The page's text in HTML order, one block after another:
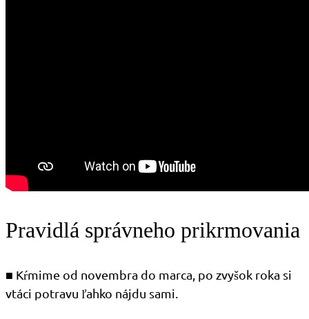
Pravidlá správneho prikrmovania
■ Kŕmime od novembra do marca, po zvyšok roka si
vtáci potravu ľahko nájdu sami.